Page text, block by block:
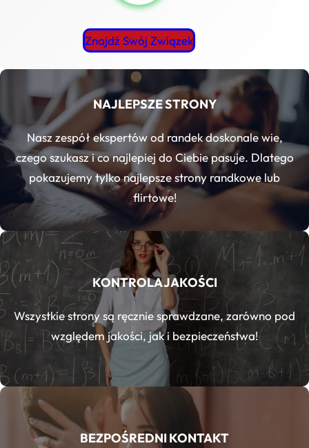
Znajdź Swój Związek
NAJLEPSZE STRONY
Nasz zespół ekspertów od randek doskonale wie,
czego szukasz i co najlepiej do Ciebie pasuje. Dlatego
pokazujemy tylko najlepsze strony randkowe lub
flirtowe!
KONTROLA JAKOŚCI
Wszystkie strony są ręcznie sprawdzane, zarówno pod
względem jakości, jak i bezpieczeństwa!
BEZPOŚREDNI KONTAKT